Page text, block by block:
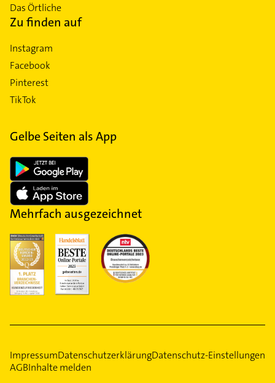
Das Örtliche
Zu finden auf
Instagram
Facebook
Pinterest
TikTok
Gelbe Seiten als App
Mehrfach ausgezeichnet
ImpressumDatenschutzerklärungDatenschutz-Einstellungen
AGBInhalte melden